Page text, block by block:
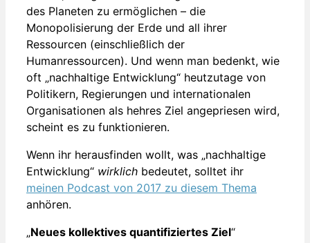
des Planeten zu ermöglichen – die
Monopolisierung der Erde und all ihrer
Ressourcen (einschließlich der
Humanressourcen). Und wenn man bedenkt, wie
oft „nachhaltige Entwicklung“ heutzutage von
Politikern, Regierungen und internationalen
Organisationen als hehres Ziel angepriesen wird,
scheint es zu funktionieren.
Wenn ihr herausfinden wollt, was „nachhaltige
Entwicklung“ wirklich bedeutet, solltet ihr
meinen Podcast von 2017 zu diesem Thema
anhören.
„Neues kollektives quantifiziertes Ziel“